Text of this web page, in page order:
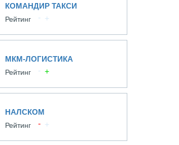
КОМАНДИР ТАКСИ
Рейтинг
МКМ-ЛОГИСТИКА
Рейтинг
НАЛСКОМ
Рейтинг